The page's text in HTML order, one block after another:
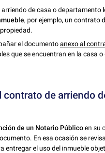
de casa o departamento
, por ejemplo, un contrato
el documentoanexo al
que se encuentran en la casa
contrato de arriendo
de un Notario Públicoen su
En esa ocasión se
entregar el uso del inmueble